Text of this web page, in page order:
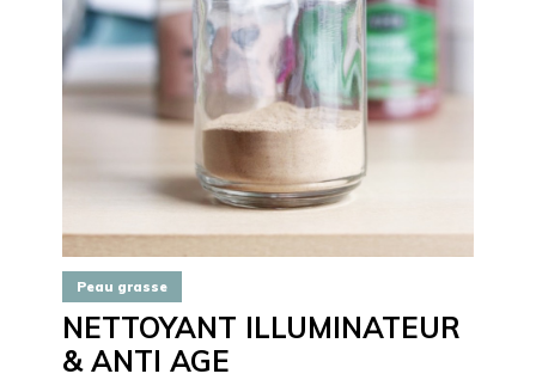
Peau grasse
NETTOYANT ILLUMINATEUR
& ANTI AGE